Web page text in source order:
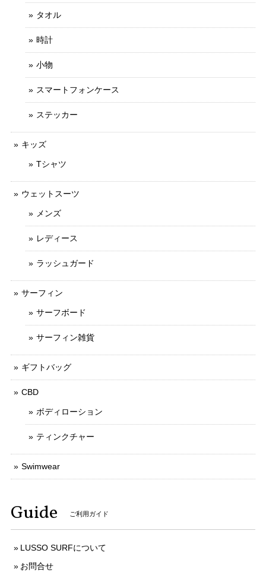
タオル
時計
小物
スマートフォンケース
ステッカー
キッズ
Tシャツ
ウェットスーツ
メンズ
レディース
ラッシュガード
サーフィン
サーフボード
サーフィン雑貨
ギフトバッグ
CBD
ボディローション
ティンクチャー
Swimwear
Guide ご利用ガイド
LUSSO SURFについて
お問合せ